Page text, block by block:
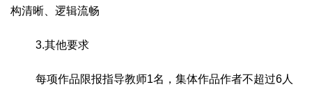
构清晰、逻辑流畅
3.其他要求
每项作品限报指导教师1名，集体作品作者不超过6人